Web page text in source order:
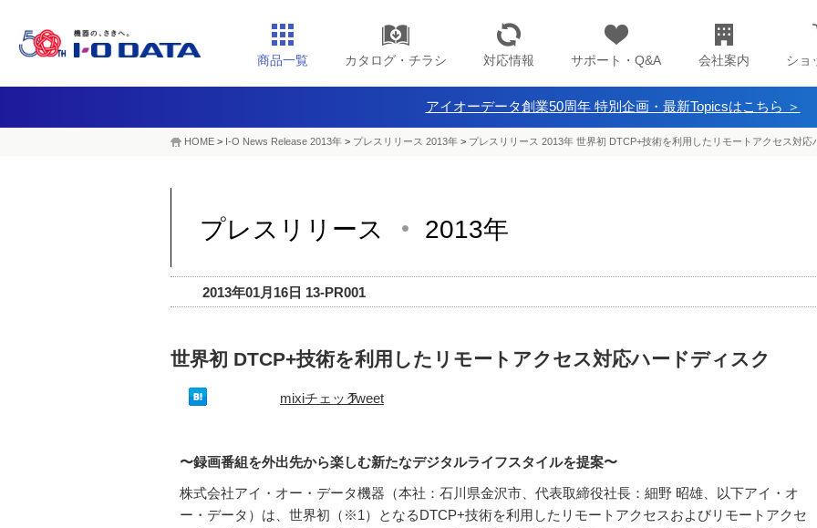
商品一覧 カタログ・チラシ 対応情報 サポート・Q&A 会社案内 ショ
アイオーデータ創業50周年 特別企画・最新Topicsはこちら ＞
HOME > I-O News Release 2013年 > プレスリリース 2013年 > プレスリリース 2013年 世界初 DTCP+技術を利用したリモートアクセス対応
プレスリリース 2013年
2013年01月16日 13-PR001
世界初 DTCP+技術を利用したリモートアクセス対応ハードディスク
mixiチェックTweet
〜録画番組を外出先から楽しむ新たなデジタルライフスタイルを提案〜
株式会社アイ・オー・データ機器（本社：石川県金沢市、代表取締役社長：細野 昭雄、以下アイ・オ
ー・データ）は、世界初（※1）となるDTCP+技術を利用したリモートアクセスおよびリモートアクセ